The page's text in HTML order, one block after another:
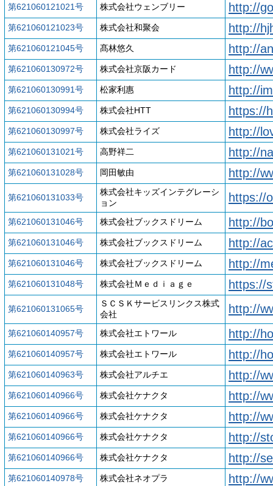
第621060121021号 株式会社ウェンブリー http://
第621060121023号 株式会社和聚会 http://
第621060121045号 髙林悠久 http://
第621060130972号 株式会社京阪カード http://
第621060130991号 松家利惠 http://
第621060130994号 株式会社HTT https://
第621060130997号 株式会社ライズ http://
第621060131021号 高野祥二 http://
第621060131028号 岡田敏由 http://
第621060131033号
株式会社キッズインテグレーシ
ョン
https://
第621060131046号 株式会社ブックスドリーム http://
第621060131046号 株式会社ブックスドリーム http://
第621060131046号 株式会社ブックスドリーム http://
第621060131048号 株式会社Ｍｅｄｉａｇｅ https://
第621060131065号
ＳＣＳＫサービスリンクス株式
会社
http://
第621060140957号 株式会社エトワール http://
第621060140957号 株式会社エトワール http://
第621060140963号 株式会社アルチエ http://
第621060140966号 株式会社ケナクタ http://
第621060140966号 株式会社ケナクタ http://
第621060140966号 株式会社ケナクタ http://
第621060140966号 株式会社ケナクタ http://
第621060140978号 株式会社ネオプラ http://